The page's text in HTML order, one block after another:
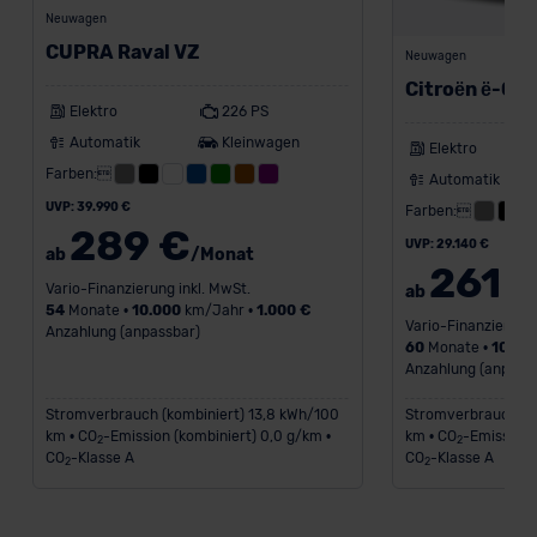
Datenschutzerklärung
Neuwagen
CUPRA Raval VZ
Elektro
226 PS
Automatik
Kleinwagen
Farben:
UVP: 39.990 €
ab 289 €/Monat
Vario-Finanzierung inkl. MwSt.
54Monate • 10.000km/Jahr • 1.000 €
Anzahlung (anpassbar)
Stromverbrauch (kombiniert) 13,8 kWh/100
km • CO2-Emission (kombiniert) 0,0 g/km •
CO2-Klasse A
Neuwagen
Citroën ë-C3
Elektro
Automatik
Farben:
UVP: 29.140 €
ab 261
Vario-Finanzierung
60Monate •
Anzahlung
Stromverbrauch
km • CO2-Emission
CO2-Klasse A